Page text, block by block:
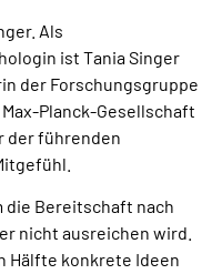
Als
ist Tania Singer
der Forschungsgruppe
Planck-Gesellschaft
der führenden
die Bereitschaft nach
nicht ausreichen wird.
Hälfte konkrete Ideen